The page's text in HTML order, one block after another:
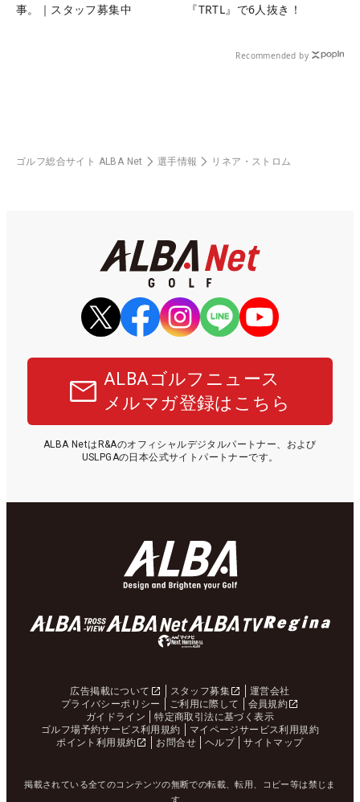
事。｜スタッフ募集中
『TRTL』で6人抜き！
Recommended by
ゴルフ総合サイト ALBA Net 選手情報 リネア・ストロム
ALBAゴルフニュース
メルマガ登録はこちら
ALBA NetはR&Aのオフィシャルデジタルパートナー、および
USLPGAの日本公式サイトパートナーです。
広告掲載について スタッフ募集
運営会社
プライバシーポリシー
ご利用に際して
会員規約
ガイドライン
特定商取引法に基づく表示
ゴルフ場予約サービス利用規約
マイページサービス利用規約
ポイント利用規約
お問合せ ヘルプ サイトマップ
掲載されている全てのコンテンツの無断での転載、転用、コピー等は禁じま